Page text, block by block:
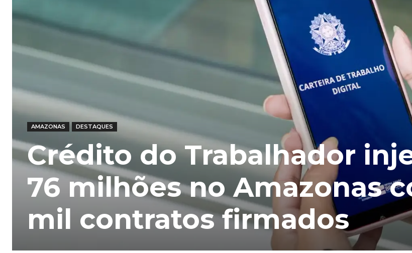
AMAZONAS DESTAQUES
Crédito do Trabalhador
76 milhões no Amazonas
mil contratos firmados